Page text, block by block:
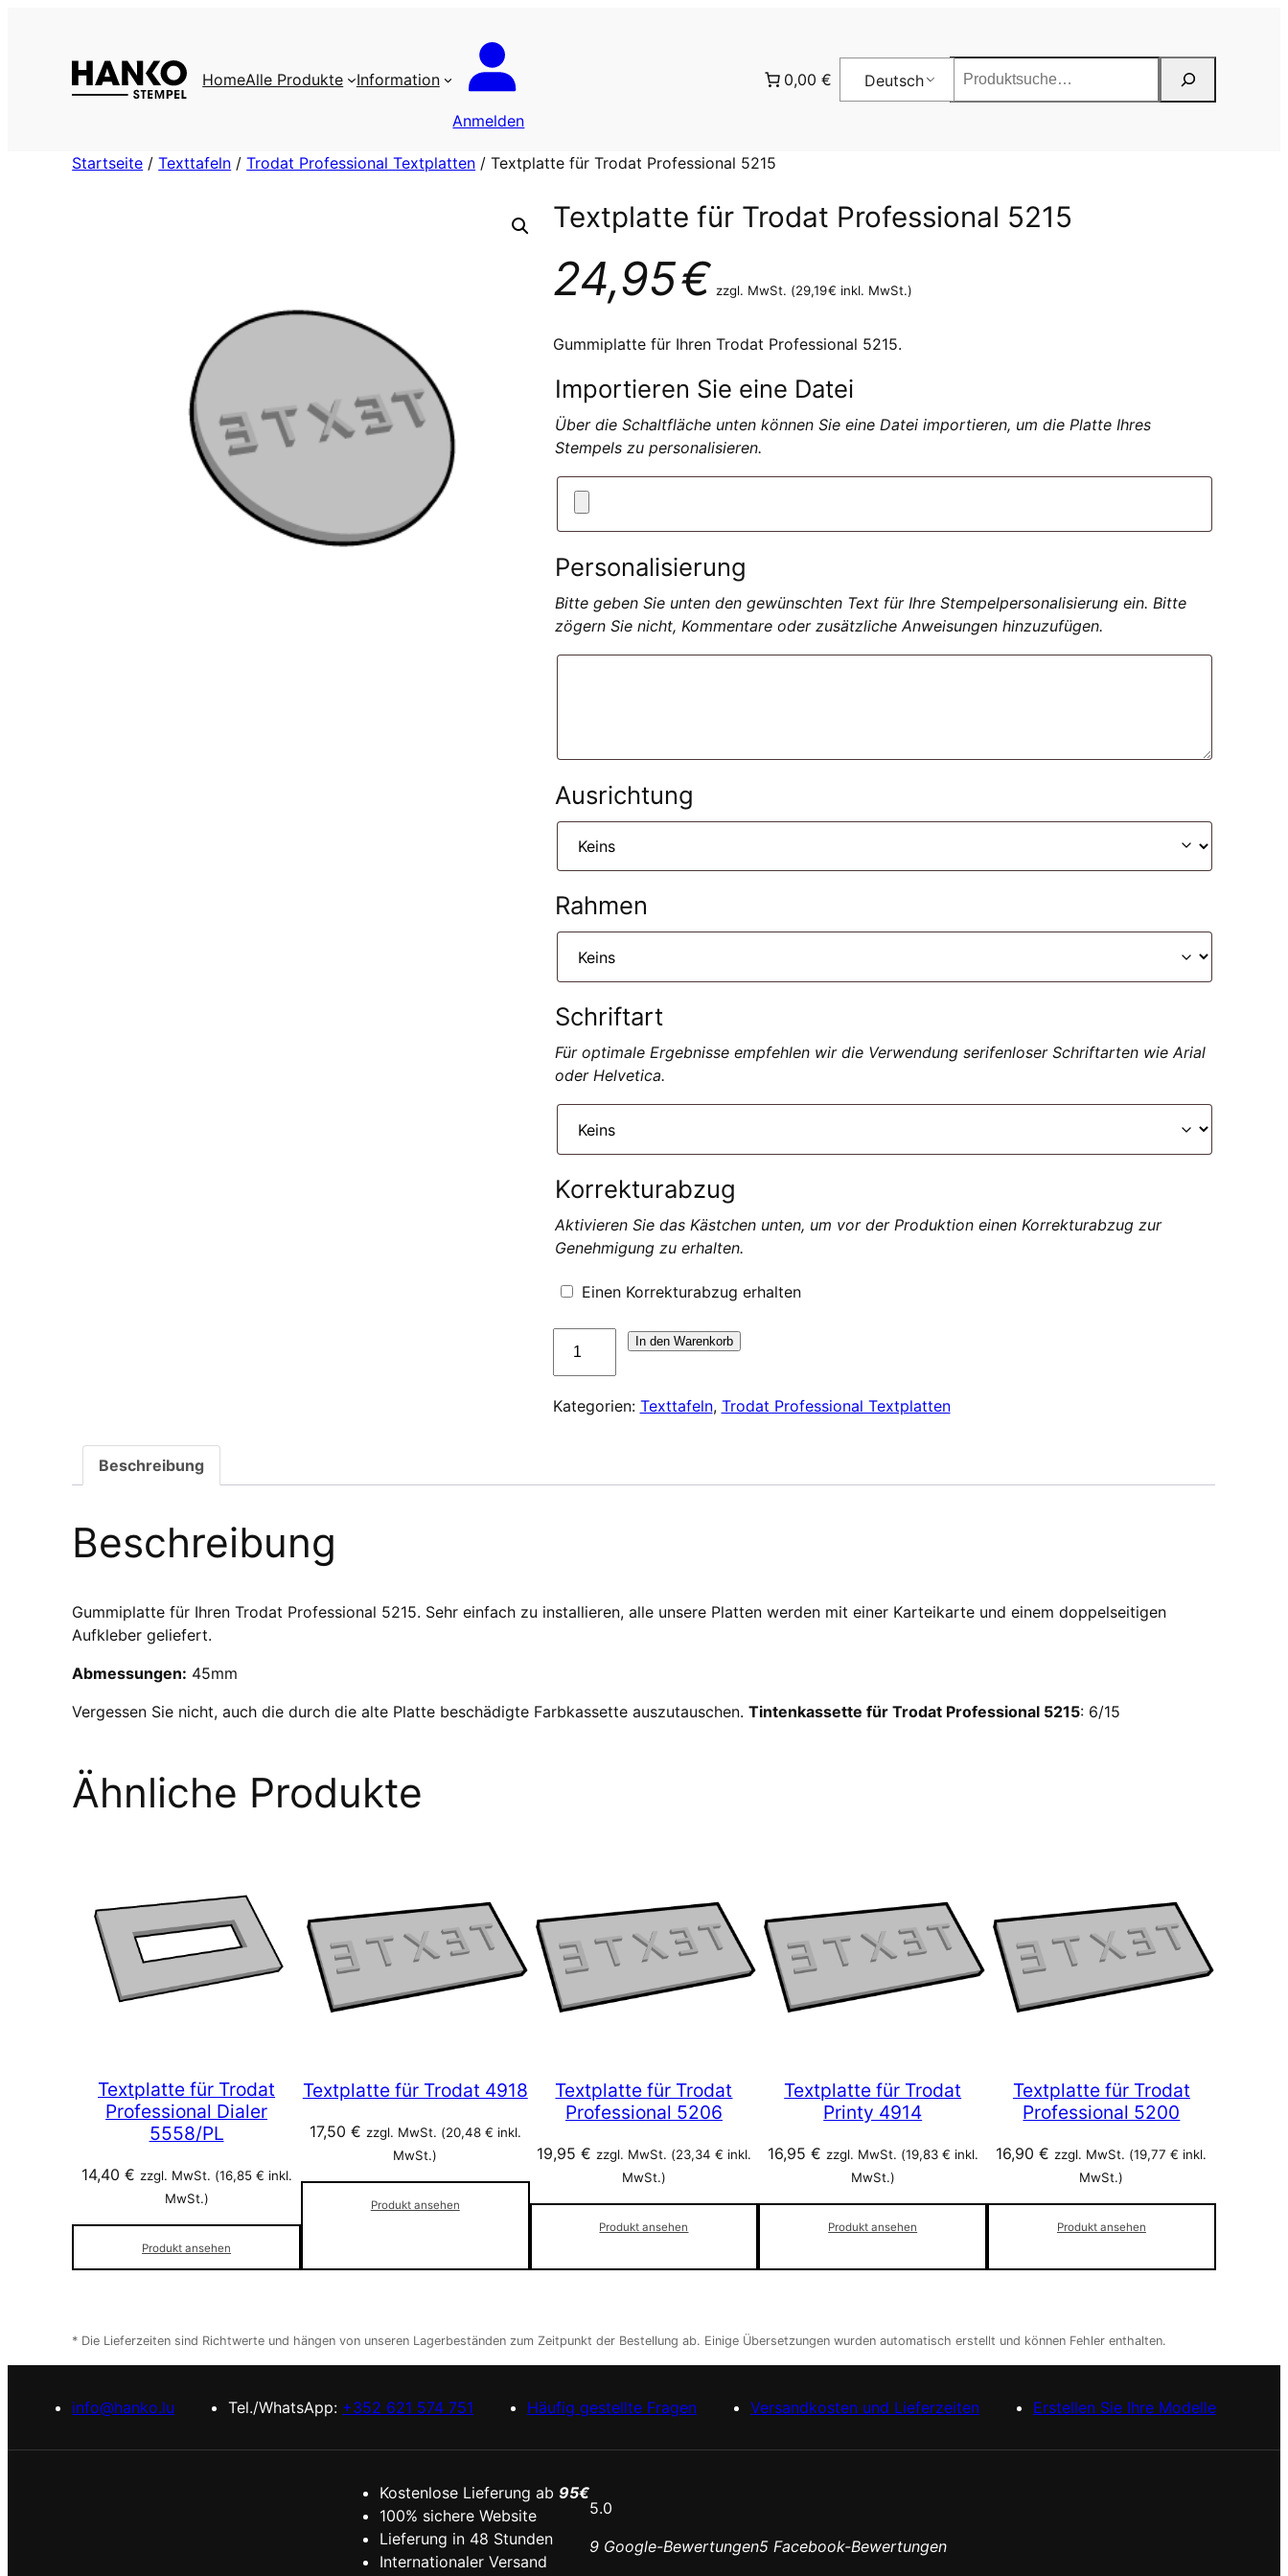
HomeAlle Produkte Information
Anmelden
0,00 € Deutsch
Startseite /Texttafeln /Trodat Professional Textplatten / Textplatte für Trodat Professional 5215
Textplatte für Trodat Professional 5215
24,95€ zzgl. MwSt. (29,19€ inkl. MwSt.)
Gummiplatte für Ihren Trodat Professional 5215.
Importieren Sie eine Datei
Über die Schaltfläche unten können Sie eine Datei importieren, um die Platte Ihres
Stempels zu personalisieren.
Personalisierung
Bitte geben Sie unten den gewünschten Text für Ihre Stempelpersonalisierung ein. Bitte
zögern Sie nicht, Kommentare oder zusätzliche Anweisungen hinzuzufügen.
Ausrichtung
Rahmen
Schriftart
Für optimale Ergebnisse empfehlen wir die Verwendung serifenloser Schriftarten wie Arial
oder Helvetica.
Korrekturabzug
Aktivieren Sie das Kästchen unten, um vor der Produktion einen Korrekturabzug zur
Genehmigung zu erhalten.
Einen Korrekturabzug erhalten
pour
In den Warenkorb
Kategorien: Texttafeln, Trodat Professional Textplatten
Beschreibung
Beschreibung
Gummiplatte für Ihren Trodat Professional 5215. Sehr einfach zu installieren, alle unsere Platten werden mit einer Karteikarte und einem doppelseitigen
Aufkleber geliefert.
Abmessungen: 45mm
Vergessen Sie nicht, auch die durch die alte Platte beschädigte Farbkassette auszutauschen.Tintenkassette für Trodat Professional 5215: 6/15
Ähnliche Produkte
Textplatte für Trodat
Professional Dialer
5558/PL
14,40 € zzgl. MwSt. (16,85 € inkl.
MwSt.)
Produkt ansehen
Textplatte für Trodat 4918
17,50 € zzgl. MwSt. (20,48 € inkl.
MwSt.)
Produkt ansehen
Textplatte für Trodat
Professional 5206
19,95 € zzgl. MwSt. (23,34 € inkl.
MwSt.)
Produkt ansehen
Textplatte für Trodat
Printy 4914
16,95 € zzgl. MwSt. (19,83 € inkl.
MwSt.)
Produkt ansehen
Textplatte für Trodat
Professional 5200
16,90€ zzgl. MwSt. (19,77€ inkl.
MwSt.)
Produkt ansehen
* Die Lieferzeiten sind Richtwerte und hängen von unseren Lagerbeständen zum Zeitpunkt der Bestellung ab. Einige Übersetzungen wurden automatisch erstellt und können Fehler enthalten.
info@hanko.lu Tel./WhatsApp: +352 621 574 751 Häufig gestellte Fragen Versandkosten und Lieferzeiten Erstellen Sie Ihre Modelle
Kostenlose Lieferung ab 95€
100% sichere Website
Lieferung in 48 Stunden
Internationaler Versand
5.0
9 Google-Bewertungen5 Facebook-Bewertungen